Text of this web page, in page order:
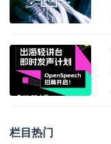
栏目热门